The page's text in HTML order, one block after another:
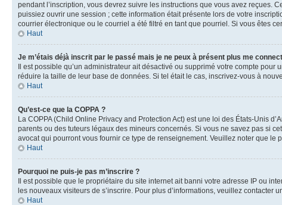
pendant l’inscription, vous devrez suivre les instructions que vous avez reçues.
puissiez ouvrir une session ; cette information était présente lors de votre
courrier électronique ou le courriel a été filtré en tant que pourriel. Si vous êtes
Haut
Je m’étais déjà inscrit par le passé mais je ne peux à présent plus me
Il est possible qu’un administrateur ait désactivé ou supprimé votre compte
réduire la taille de leur base de données. Si tel était le cas, inscrivez-vous à
Haut
Qu’est-ce que la COPPA ?
La COPPA (Child Online Privacy and Protection Act) est une loi des États-Unis
parents ou des tuteurs légaux des mineurs concernés. Si vous ne savez pas si
avocat qui pourront vous fournir ce type de renseignement. Veuillez noter que le
Haut
Pourquoi ne puis-je pas m’inscrire ?
Il est possible que le propriétaire du site internet ait banni votre adresse IP ou
les nouveaux visiteurs de s’inscrire. Pour plus d’informations, veuillez contacter
Haut